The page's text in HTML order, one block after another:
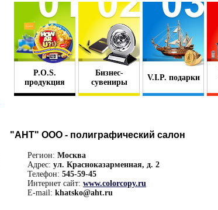
P.O.S.
продукция
Бизнес-
сувениры
V.I.P. подарки
"АНТ" ООО - полиграфический салон
Регион: Москва
Адрес: ул. Красноказарменная, д. 2
Телефон: 545-59-45
Интернет сайт: www.colorcopy.ru
E-mail: khatsko@aht.ru